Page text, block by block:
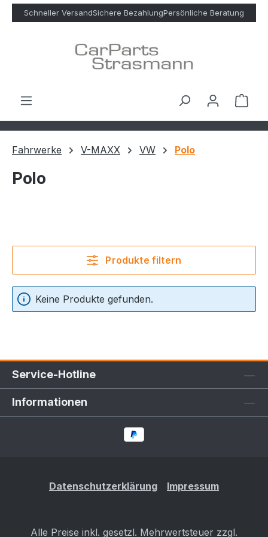
Zum Hauptinhalt springen
Schneller VersandSichere BezahlungPersönliche Beratung
Fahrwerke V-MAXX VW Polo
Polo
Produkte filtern
Keine Produkte gefunden.
Service-Hotline
Informationen
Datenschutzerklärung Impressum
Alle Preise inkl. gesetzl. Mehrwertsteuer zzgl.